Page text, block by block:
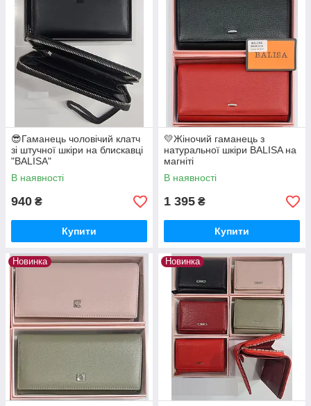
😎Гаманець чоловічий клатч
зі штучної шкіри на блискавці
"BALISA"
В наявності
940 ₴
Купити
💛Жіночий гаманець з
натуральної шкіри BALISA на
магніті
В наявності
1 395 ₴
Купити
Новинка Новинка